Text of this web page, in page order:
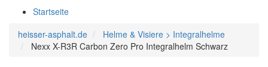
Startseite
heisser-asphalt.de
Helme & Visiere > Integralhelme
Nexx X-R3R Carbon Zero Pro Integralhelm Schwarz